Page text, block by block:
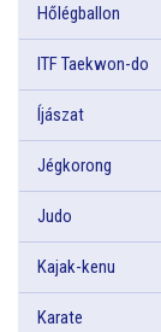
Hőlégballon
ITF Taekwon-do
Íjászat
Jégkorong
Judo
Kajak-kenu
Karate